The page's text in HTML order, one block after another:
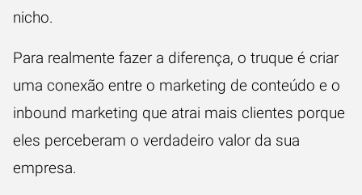
nicho.
Para realmente fazer a diferença, o truque é criar
uma conexão entre o marketing de conteúdo e o
inbound marketing que atrai mais clientes porque
eles perceberam o verdadeiro valor da sua
empresa.